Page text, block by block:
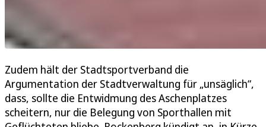
Zudem hält der Stadtsportverband die
Argumentation der Stadtverwaltung für „unsäglich“,
dass, sollte die Entwidmung des Aschenplatzes
scheitern, nur die Belegung von Sporthallen mit